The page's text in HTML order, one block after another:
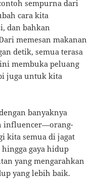
sempurna dari
cara kita
dan bahkan
memesan makanan
detik, semua terasa
membuka peluang
juga untuk kita
banyaknya
influencer—orang-
kita semua di jagat
gaya hidup
yang mengarahkan
yang lebih baik.